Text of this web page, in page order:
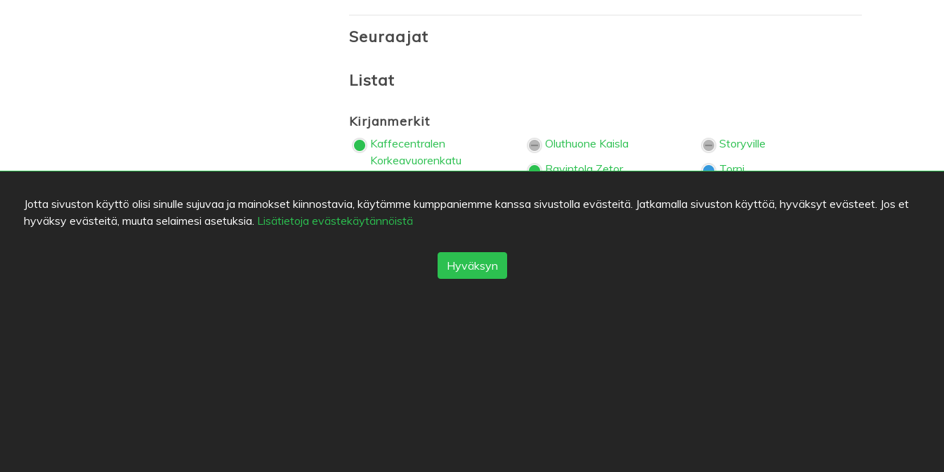
Jotta sivuston käyttö olisi sinulle sujuvaa ja mainokset kiinnostavia, käytämme kumppaniemme kanssa sivustolla evästeitä. Jatkamalla sivuston käyttöä, hyväksyt evästeet. Jos et
hyväksy evästeitä, muuta selaimesi asetuksia. Lisätietoja evästekäytännöistä
Hyväksyn
Seuraajat
Listat
Kirjanmerkit
Kaffecentralen
Korkeavuorenkatu
Oluthuone Kaisla
Ravintola Zetor
Storyville
Torni
Suosikit
Cafe Bar No 9